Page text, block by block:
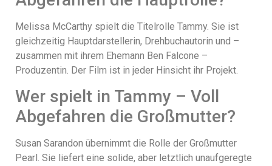
Melissa McCarthy spielt die Titelrolle Tammy. Sie ist
gleichzeitig Hauptdarstellerin, Drehbuchautorin und –
zusammen mit ihrem Ehemann Ben Falcone –
Produzentin. Der Film ist in jeder Hinsicht ihr Projekt.
Wer spielt in Tammy – Voll
Abgefahren die Großmutter?
Susan Sarandon übernimmt die Rolle der Großmutter
Pearl. Sie liefert eine solide, aber letztlich unaufgeregte